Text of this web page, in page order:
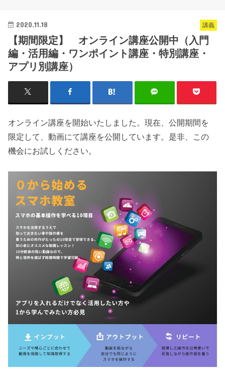
講義
2020.11.18
【期間限定】 オンライン講座公開中（入門
編・活用編・ワンポイント講座・特別講座・
アプリ別講座）
オンライン講座を開始いたしました。現在、公開期間を
限定して、動画にて講座を公開しています。是非、この
機会にお試しください。